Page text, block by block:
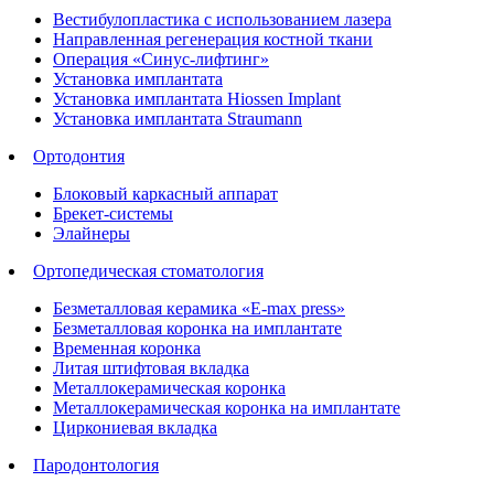
Вестибулопластика с использованием лазера
Направленная регенерация костной ткани
Операция «Синус-лифтинг»
Установка имплантата
Установка имплантата Hiossen Implant
Установка имплантата Straumann
Ортодонтия
Блоковый каркасный аппарат
Брекет-системы
Элайнеры
Ортопедическая стоматология
Безметалловая керамика «E-max press»
Безметалловая коронка на имплантате
Временная коронка
Литая штифтовая вкладка
Металлокерамическая коронка
Металлокерамическая коронка на имплантате
Циркониевая вкладка
Пародонтология